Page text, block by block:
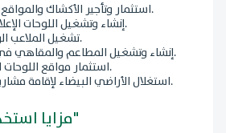
استثمار وتأجير الأكشاك والمواقع في الحدائق العامة.
إنشاء وتشغيل اللوحات الإعلانية الرقمية والثابتة.
تشغيل الملاعب الرياضية والأكاديميات.
إنشاء وتشغيل المطاعم والمقاهي في مواقع استراتيجية.
استثمار مواقع اللوحات الإعلانية على الطرق.
استغلال الأراضي البيضاء لإقامة مشاريع خدمية وترفيهية.
مزايا استخدام منصة "فرص"